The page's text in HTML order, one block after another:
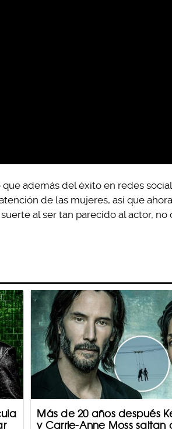
que además del éxito en redes
de las mujeres, así que
al ser tan parecido al actor,
Más de 20 años después
y Carrie-Anne Moss saltan